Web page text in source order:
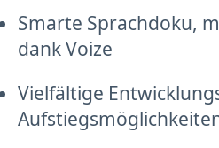
Smarte Sprachdoku,
dank Voize
Vielfältige